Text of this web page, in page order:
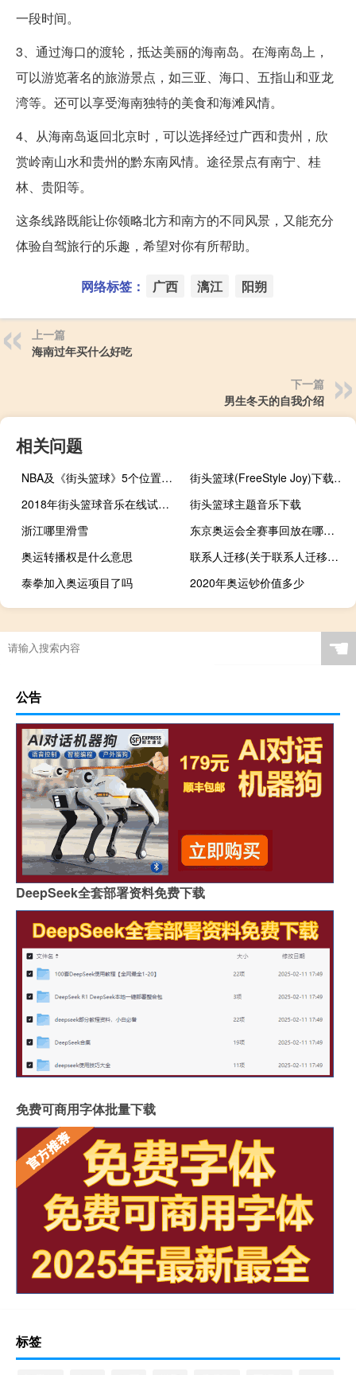
一段时间。
3、通过海口的渡轮，抵达美丽的海南岛。在海南岛上，
可以游览著名的旅游景点，如三亚、海口、五指山和亚龙
湾等。还可以享受海南独特的美食和海滩风情。
4、从海南岛返回北京时，可以选择经过广西和贵州，欣
赏岭南山水和贵州的黔东南风情。途径景点有南宁、桂
林、贵阳等。
这条线路既能让你领略北方和南方的不同风景，又能充分
体验自驾旅行的乐趣，希望对你有所帮助。
网络标签： 广西 漓江 阳朔
上一篇
海南过年买什么好吃
下一篇
男生冬天的自我介绍
相关问题
NBA及《街头篮球》5个位置的详细介绍
街头篮球(FreeStyle Joy)下载(电脑、安卓和IOS所有版本)
2018年街头篮球音乐在线试听及下载
街头篮球主题音乐下载
浙江哪里滑雪
东京奥运会全赛事回放在哪里看
奥运转播权是什么意思
联系人迁移(关于联系人迁移简述)
泰拳加入奥运项目了吗
2020年奥运钞价值多少
nba23号光头是谁
原神怎么获得冒险经验
举重妖精金福珠哪一集亲的
最早热血传奇传奇道士 ☚
公告
DeepSeek全套部署资料免费下载
免费可商用字体批量下载
标签